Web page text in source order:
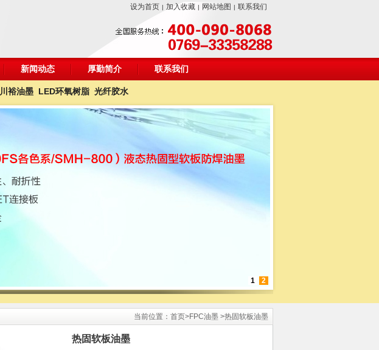
设为首页 | 加入收藏 | 网站地图 | 联系我们
新闻动态 厚勤简介 联系我们
川裕油墨 LED环氧树脂 光纤胶水
1 2
当前位置： 首页>FPC油墨 >热固软板油墨
热固软板油墨